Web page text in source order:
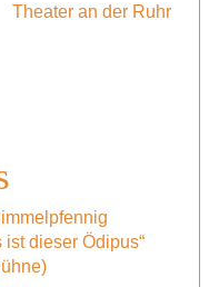
Theater an der Ruhr
dieser Ödipus“